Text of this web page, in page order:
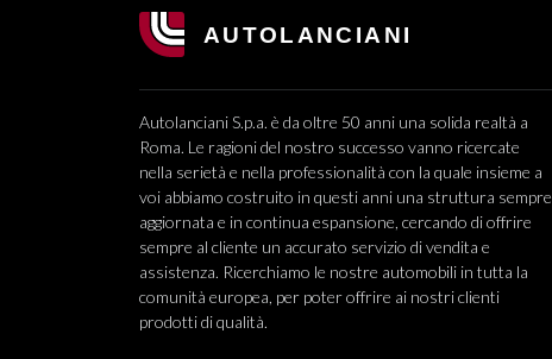
Autolanciani S.p.a. è da oltre 50 anni una solida realtà a
Roma. Le ragioni del nostro successo vanno ricercate
nella serietà e nella professionalità con la quale insieme a
voi abbiamo costruito in questi anni una struttura sempre
aggiornata e in continua espansione, cercando di offrire
sempre al cliente un accurato servizio di vendita e
assistenza. Ricerchiamo le nostre automobili in tutta la
comunità europea, per poter offrire ai nostri clienti
prodotti di qualità.